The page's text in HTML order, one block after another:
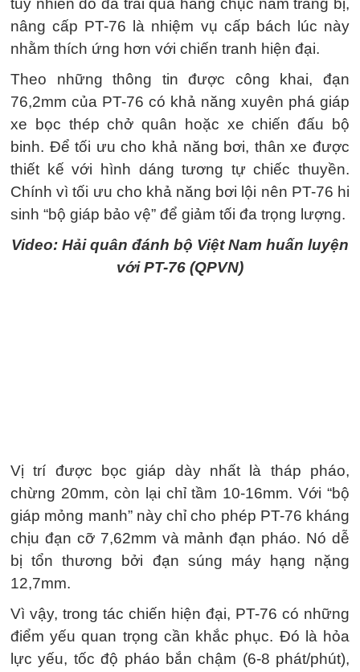
tuy nhiên do đã trải qua hàng chục năm trang bị,
nâng cấp PT-76 là nhiệm vụ cấp bách lúc này
nhằm thích ứng hơn với chiến tranh hiện đại.
Theo những thông tin được công khai, đạn
76,2mm của PT-76 có khả năng xuyên phá giáp
xe bọc thép chở quân hoặc xe chiến đấu bộ
binh. Để tối ưu cho khả năng bơi, thân xe được
thiết kế với hình dáng tương tự chiếc thuyền.
Chính vì tối ưu cho khả năng bơi lội nên PT-76 hi
sinh “bộ giáp bảo vệ” để giảm tối đa trọng lượng.
Video: Hải quân đánh bộ Việt Nam huấn luyện
với PT-76 (QPVN)
Vị trí được bọc giáp dày nhất là tháp pháo,
chừng 20mm, còn lại chỉ tầm 10-16mm. Với “bộ
giáp mỏng manh” này chỉ cho phép PT-76 kháng
chịu đạn cỡ 7,62mm và mảnh đạn pháo. Nó dễ
bị tổn thương bởi đạn súng máy hạng nặng
12,7mm.
Vì vậy, trong tác chiến hiện đại, PT-76 có những
điểm yếu quan trọng cần khắc phục. Đó là hỏa
lực yếu, tốc độ pháo bắn chậm (6-8 phát/phút),